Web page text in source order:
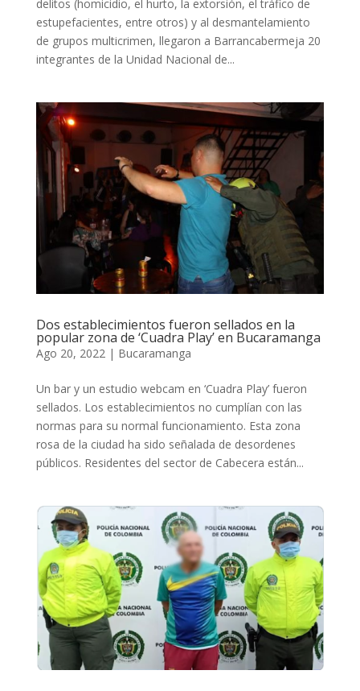
delitos (homicidio, el hurto, la extorsión, el tráfico de
estupefacientes, entre otros) y al desmantelamiento
de grupos multicrimen, llegaron a Barrancabermeja 20
integrantes de la Unidad Nacional de...
Dos establecimientos fueron sellados en la
popular zona de ‘Cuadra Play’ en Bucaramanga
Ago 20, 2022| Bucaramanga
Un bar y un estudio webcam en ‘Cuadra Play’ fueron
sellados. Los establecimientos no cumplían con las
normas para su normal funcionamiento. Esta zona
rosa de la ciudad ha sido señalada de desordenes
públicos. Residentes del sector de Cabecera están...